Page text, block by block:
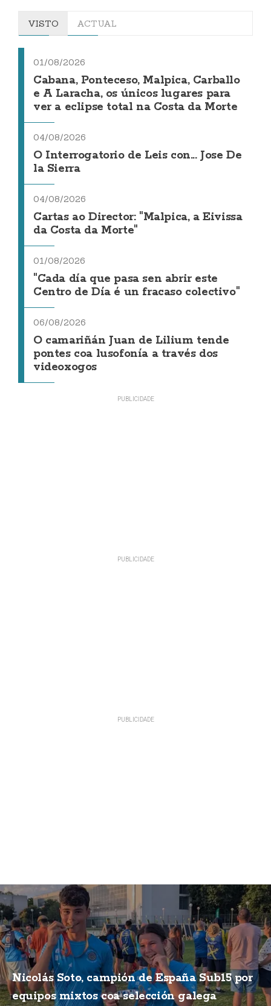
VISTO ACTUAL
01/08/2026
Cabana, Ponteceso, Malpica, Carballo
e A Laracha, os únicos lugares para
ver a eclipse total na Costa da Morte
04/08/2026
O Interrogatorio de Leis con... Jose De
la Sierra
04/08/2026
Cartas ao Director: "Malpica, a Eivissa
da Costa da Morte"
01/08/2026
"Cada día que pasa sen abrir este
Centro de Día é un fracaso colectivo"
06/08/2026
O camariñán Juan de Lilium tende
pontes coa lusofonía a través dos
videoxogos
Nicolás Soto, campión de España Sub15 por
equipos mixtos coa selección galega